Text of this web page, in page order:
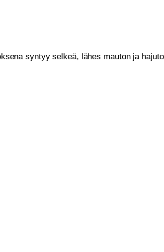
syntyy selkeä, lähes mauton ja